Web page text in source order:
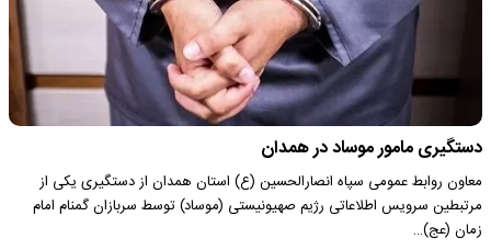
دستگیری مامور موساد در همدان
معاون روابط عمومی سپاه انصارالحسین (ع) استان همدان از دستگیری یکی از
مرتبطین سرویس اطلاعاتی رژیم صهیونیستی (موساد) توسط سربازان گمنام امام
زمان (عج)…